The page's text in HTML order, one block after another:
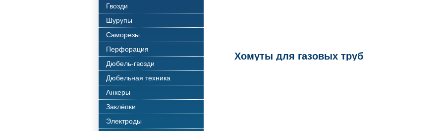
Гвозди
Шурупы
Саморезы
Перфорация
Дюбель-гвозди
Дюбельная техника
Анкеры
Заклёпки
Электроды
Хомуты для газовых труб